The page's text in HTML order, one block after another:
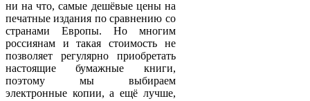
ни на что, самые дешёвые цены на
печатные издания по сравнению со
странами Европы. Но многим
россиянам и такая стоимость не
позволяет регулярно приобретать
настоящие бумажные книги,
поэтому мы выбираем
электронные копии, а ещё лучше,